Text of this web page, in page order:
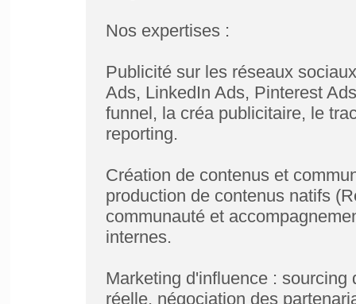
Nos expertises :
Publicité sur les réseaux
Ads, LinkedIn Ads, Pinterest
funnel, la créa publicitaire, le
reporting.
Création de contenus et
production de contenus natifs
communauté et
internes.
Marketing d'influence :
réelle, négociation des